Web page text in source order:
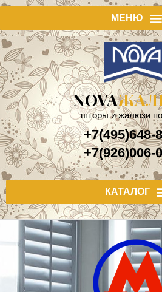
NOVA
шторы и жалюзи
+7(495)648-
+7(926)006-